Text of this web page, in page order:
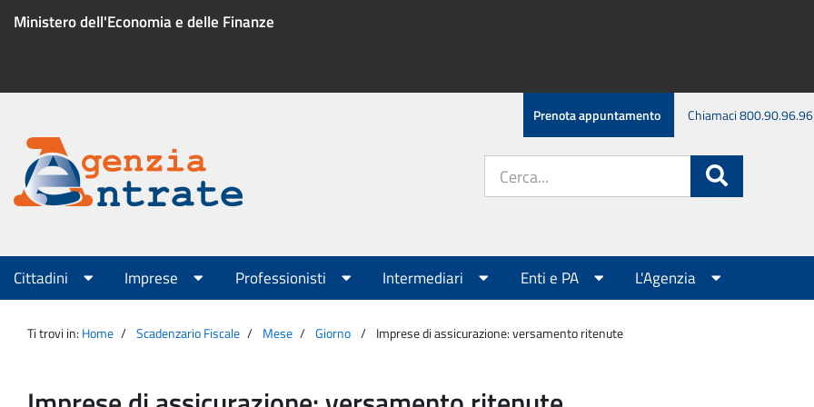
Ministero dell'Economia e delle Finanze
Menu
servizio
Prenota appuntamento Chiamaci 800.90.96.96
Agenzia
Entrate
sito:
Menu
principale
Cittadini Imprese Professionisti Intermediari Enti e PA L'Agenzia
Ti trovi in: Home Scadenzario Fiscale Mese Giorno Imprese di assicurazione: versamento ritenute